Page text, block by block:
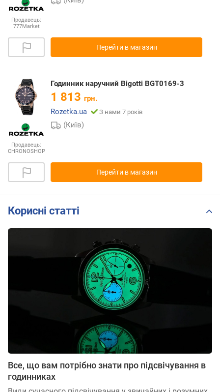
Продавець:
777Market
Перейти в магазин
Продавець:
CHRONOSHOP
Годинник наручний Bigotti BGT0169-3
1 813 грн.
Rozetka.ua
З нами 7 років
(Київ)
Перейти в магазин
Корисні статті
Все, що вам потрібно знати про підсвічування в
годинниках